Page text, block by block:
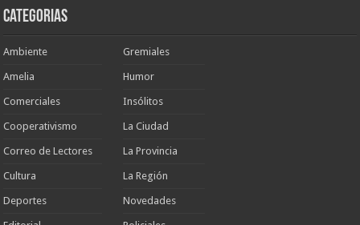
Categorias
Ambiente
Amelia
Comerciales
Cooperativismo
Correo de Lectores
Cultura
Deportes
Gremiales
Humor
Insólitos
La Ciudad
La Provincia
La Región
Novedades